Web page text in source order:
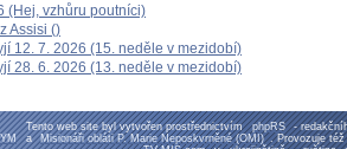
(Hej, vzhůru poutníci)
Assisi ()
12. 7. 2026 (15. neděle v mezidobí)
28. 6. 2026 (13. neděle v mezidobí)
Tento web site byl vytvořen prostřednictvím phpRS -
a Misionáři obláti P. Marie Neposkvrněné (OMI) . Provozuje též